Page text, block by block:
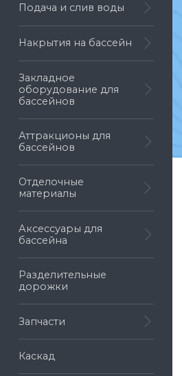
Подача и слив воды
Накрытия на бассейн
Закладное
оборудование для
бассейнов
Аттракционы для
бассейнов
Отделочные
материалы
Аксессуары для
бассейна
Разделительные
дорожки
Запчасти
Каскад